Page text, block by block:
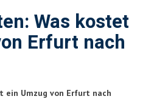
Was kostet
Erfurt nach
ein Umzug von Erfurt nach